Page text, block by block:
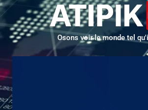
Osons voir le monde tel